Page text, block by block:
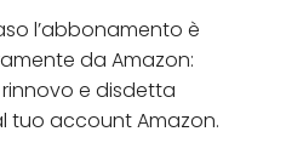
l’abbonamento è
da Amazon:
e disdetta
tuo account Amazon.